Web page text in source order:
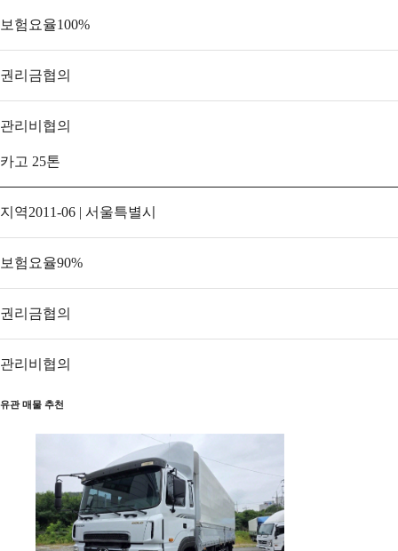
보험요율100%
권리금협의
관리비 협의
카고 25톤
지역2011-06 | 서울특별시
보험요율90%
권리금협의
관리비 협의
유관 매물 추천